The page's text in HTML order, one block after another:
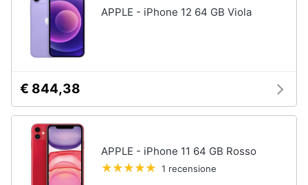
Audio
Arredo
Brico
Giardinaggio
APPLE - iPhone 12 64 GB Viola
€ 844,38
APPLE - iPhone 11 64 GB Rosso
1 recensione